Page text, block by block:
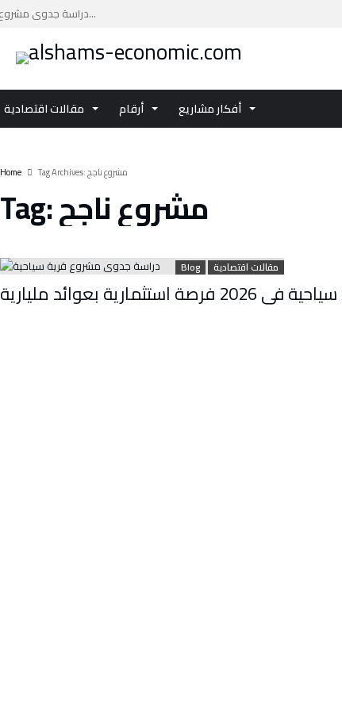
دراسة جدوى مشروع محل بيع زيوت السيارات: فرصة ا...
دليلك العملي لإعداد دراسة جدوى مشروع مركز صحي ...
اكتشف تفاصيل الفرصة الاستثمارية دراسة جدوى مشر...
استثمر في دراسة جدوى مشروع الاستزراع السمكي با... مقالات اقتصادية أرقام أفكار مشاريع
Home Tag Archives: مشروع ناجح
Tag:مشروع ناجح
Blog مقالات اقتصادية
بعوائد مليارية